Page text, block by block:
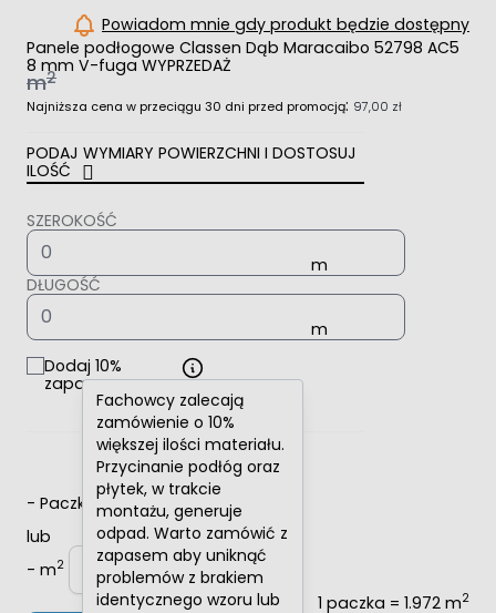
Powiadom mnie gdy produkt będzie dostępny
Panele podłogowe Classen Dąb Maracaibo 52798 AC5
8 mm V-fuga WYPRZEDAŻ
m2
Najniższa cena w przeciągu 30 dni przed promocją: 97,00 zł
PODAJ WYMIARY POWIERZCHNI I DOSTOSUJ
ILOŚĆ
SZEROKOŚĆ
DŁUGOŚĆ
Dodaj 10%
zapasu
Fachowcy zalecają
zamówienie o 10%
większej ilości materiału.
Przycinanie podłóg oraz
płytek, w trakcie
montażu, generuje
odpad. Warto zamówić z
zapasem aby uniknąć
problemów z brakiem
identycznego wzoru lub
- Paczki
+
lub
- m2
+
1 paczka = 1.972 m2